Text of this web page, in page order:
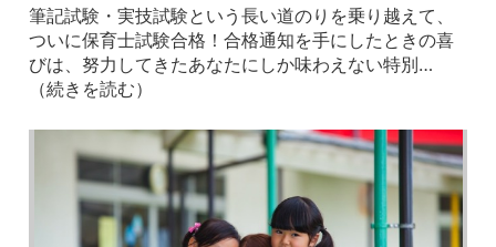
筆記試験・実技試験という長い道のりを乗り越えて、
ついに保育士試験合格！合格通知を手にしたときの喜
びは、努力してきたあなたにしか味わえない特別…
（続きを読む）